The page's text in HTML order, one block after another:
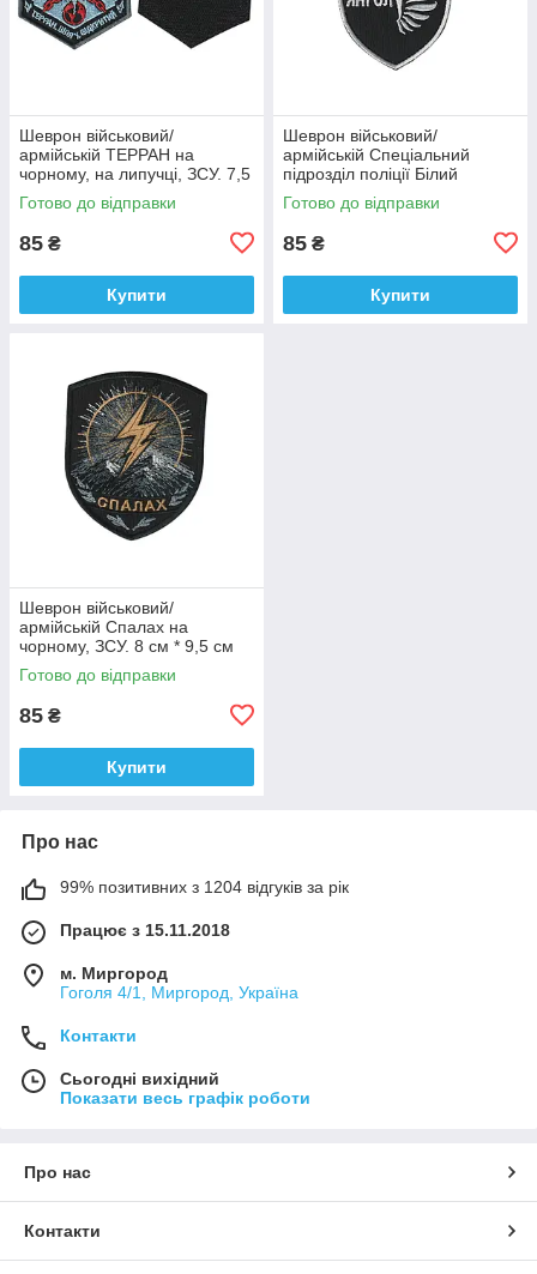
Шеврон військовий/
армійській ТЕРРАН на
чорному, на липучці, ЗСУ. 7,5
см * 9 см
Готово до відправки
85 ₴
Купити
Шеврон військовий/
армійській Спеціальний
підрозділ поліції Білий
янгол на чорному, ЗСУ. 7 см *
9 см
Готово до відправки
85 ₴
Купити
Шеврон військовий/
армійській Спалах на
чорному, ЗСУ. 8 см * 9,5 см
Готово до відправки
85 ₴
Купити
Про нас
99% позитивних з 1204 відгуків за рік
Працює з 15.11.2018
м. Миргород
Гоголя 4/1, Миргород, Україна
Контакти
Сьогодні вихідний
Показати весь графік роботи
Про нас
Контакти